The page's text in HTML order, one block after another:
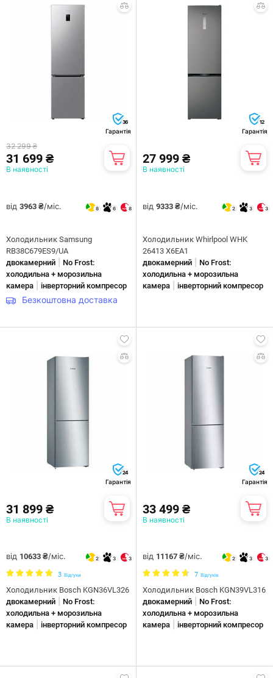
36
Гарантія
32 299 ₴
31 699 ₴
В наявності
від 3963 ₴/міс. 8 6 8
Холодильник Samsung
RB38C679ES9/UA
двокамерний
No Frost:
холодильна + морозильна
камера
інверторний компресор
Безкоштовна доставка
12
Гарантія
27 999 ₴
В наявності
від 9333 ₴/міс. 2 3 3
Холодильник Whirlpool WHK
26413 X6EA1
двокамерний
No Frost:
холодильна + морозильна
камера
інверторний компресор
24
Гарантія
31 899 ₴
В наявності
від 10633 ₴/міс. 2 3 3
3 Відгуки
Холодильник Bosch KGN36VL326
двокамерний
No Frost:
холодильна + морозильна
камера
інверторний компресор
24
Гарантія
33 499 ₴
В наявності
від 11167 ₴/міс. 2 3 3
7 Відгуків
Холодильник Bosch KGN39VL316
двокамерний
No Frost:
холодильна + морозильна
камера
інверторний компресор